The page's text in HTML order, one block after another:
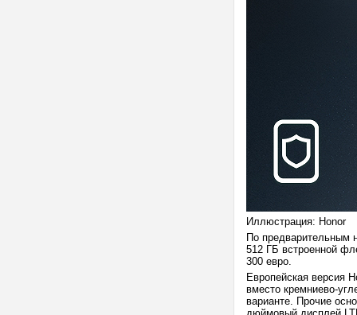
Иллюстрация: Honor
По предварительным
512 ГБ встроенной
300 евро.
Европейская версия
вместо кремниево-
варианте. Прочие